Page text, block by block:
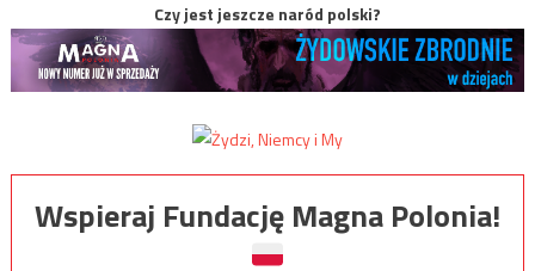
Czy jest jeszcze naród polski?
Wspieraj Fundację Magna Polonia!